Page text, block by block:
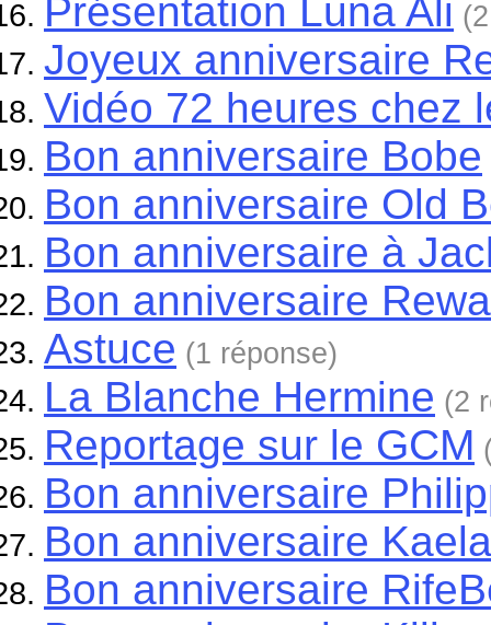
Présentation Luna Ali
Joyeux anniversaire
Vidéo 72 heures chez
Bon anniversaire Bobe
Bon anniversaire Old
Bon anniversaire à
Bon anniversaire
Astuce (1 réponse)
La Blanche Hermine (2
Reportage sur le GCM
Bon anniversaire
Bon anniversaire Kaela
Bon anniversaire